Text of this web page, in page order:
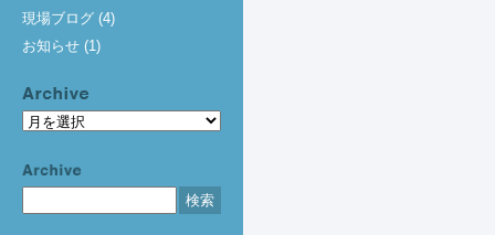
現場ブログ (4)
お知らせ (1)